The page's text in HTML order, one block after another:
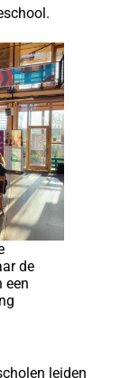
de
een
leiden